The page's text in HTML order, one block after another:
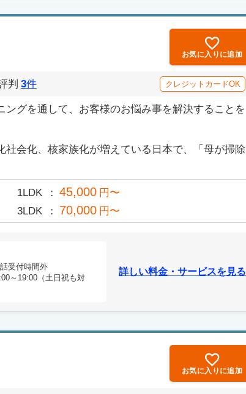
お気に入りに追加
判 3件 クレジットカードOK
ングを通して、お客様のお悩み事を解決することを
社会化、核家族化が増えている日本で、「母が掃除
1LDK 45,000 円〜
3LDK 70,000 円〜
受付時間外
～19:00（土日祝も対
詳しい料金・サービスを見る
お気に入りに追加